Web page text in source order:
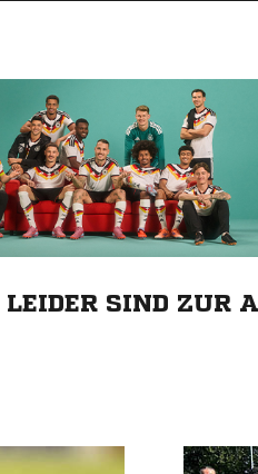
LEIDER SIND ZUR